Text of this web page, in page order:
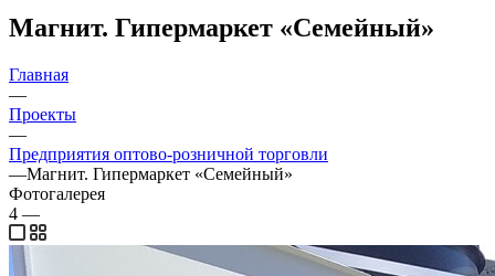
Магнит. Гипермаркет «Семейный»
Главная
—
Проекты
—
Предприятия оптово-розничной торговли
—Магнит. Гипермаркет «Семейный»
Фотогалерея
4 —